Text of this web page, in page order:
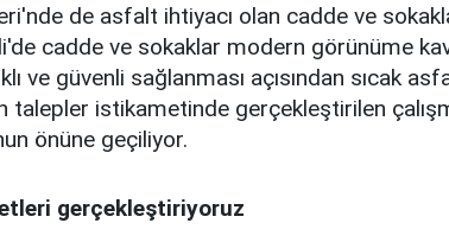
de asfalt ihtiyacı olan cadde ve
cadde ve sokaklar modern görünüme
ve güvenli sağlanması açısından sıcak
talepler istikametinde gerçekleştirilen
önüne geçiliyor.
gerçekleştiriyoruz